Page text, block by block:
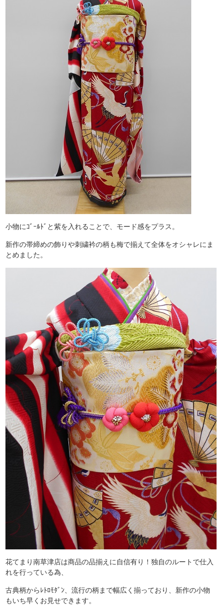
小物にｺﾞｰﾙﾄﾞと紫を入れることで、モード感をプラス。
新作の帯締めの飾りや刺繍衿の柄も梅で揃えて全体をオシャレにま
とめました。
花てまり南草津店は商品の品揃えに自信有り！独自のルートで仕入
れを行っている為、
古典柄からﾚﾄﾛﾓﾀﾞﾝ、流行の柄まで幅広く揃っており、新作の小物
もいち早くお見せできます。